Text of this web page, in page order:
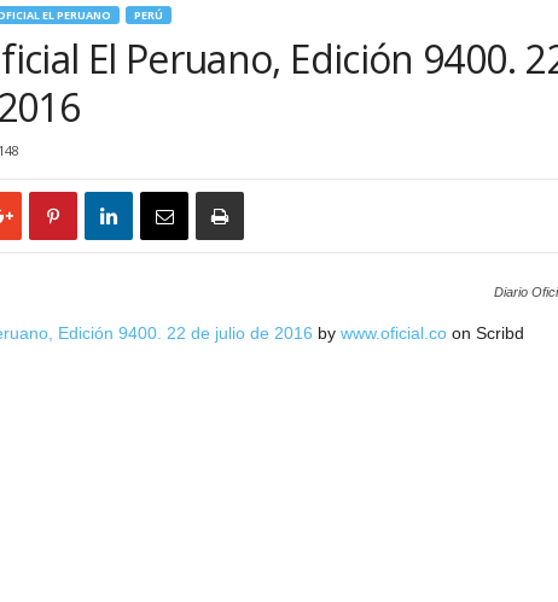
EL PERUANO PERÚ
El Peruano, Edición 9400.
Diario
Edición 9400. 22 de julio de 2016 by www.oficial.coon Scribd